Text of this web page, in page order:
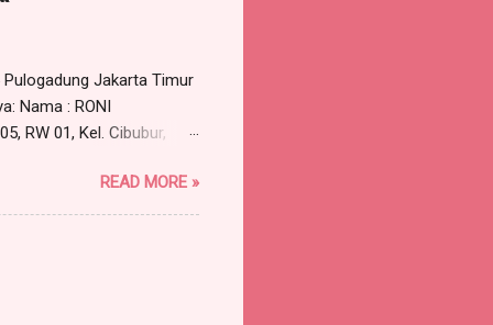
Pulogadung Jakarta Timur
Nama : RONI
RW 01, Kel. Cibubur,
untuk
Tempat : Ruang Rapat
READ MORE »